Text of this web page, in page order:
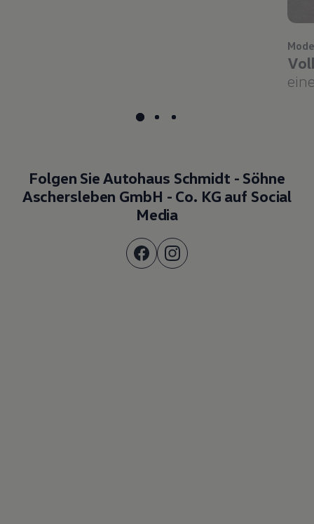
Folgen Sie Autohaus Schmidt - Söhne
Aschersleben GmbH - Co. KG auf Social
Media